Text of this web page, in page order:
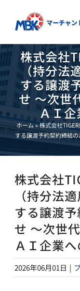
content
株式会社
（持分法
する譲渡
せ ～次世
ＡＩ
ホーム»株式会社
する譲渡予約契約締結
株式会社
（持分法
する譲渡
せ ～次世
ＡＩ企業
2026年06月01日 |